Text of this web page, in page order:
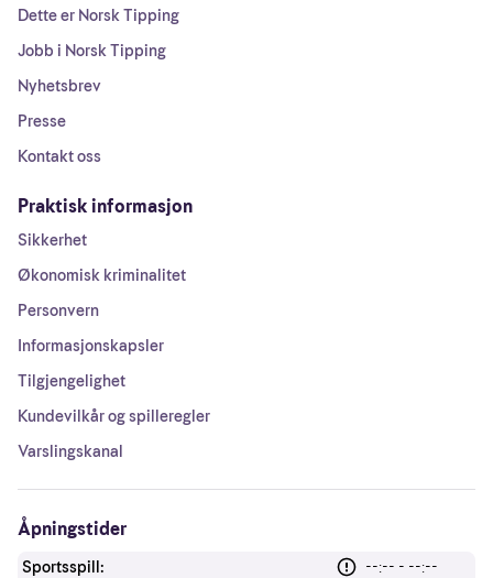
Dette er Norsk Tipping
Jobb i Norsk Tipping
Nyhetsbrev
Presse
Kontakt oss
Praktisk informasjon
Sikkerhet
Økonomisk kriminalitet
Personvern
Informasjonskapsler
Tilgjengelighet
Kundevilkår og spilleregler
Varslingskanal
Åpningstider
Sportsspill: --:-- - --:--